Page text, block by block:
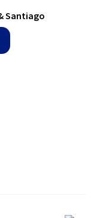
Santiago